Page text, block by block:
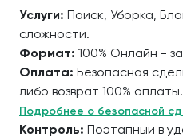
Услуги: Поиск, Уборка,
сложности.
Формат: 100% Онлайн -
Оплата: Безопасная
либо возврат 100% оплаты.
Подробнее о безопасной
Контроль: Поэтапный в